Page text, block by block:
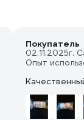
Покупатель
02.11.2025г.
Опыт